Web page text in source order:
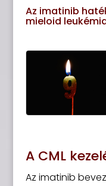
Az imatinib
mieloid
A CML
Az imatinib